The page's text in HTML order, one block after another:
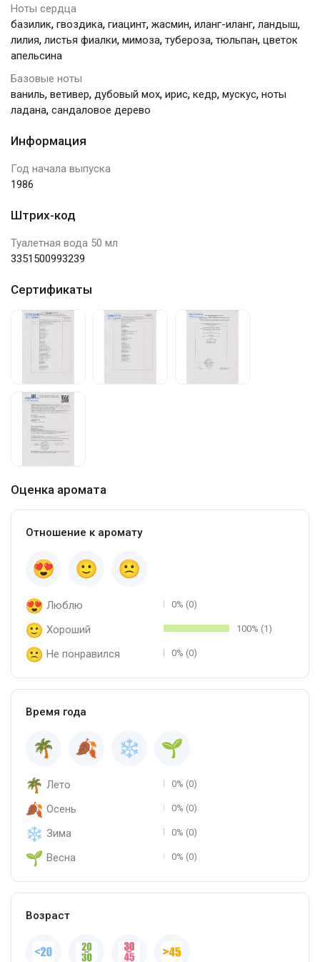
Ноты сердца
базилик, гвоздика, гиацинт, жасмин, иланг-иланг, ландыш,
лилия, листья фиалки, мимоза, тубероза, тюльпан, цветок
апельсина
Базовые ноты
ваниль, ветивер, дубовый мох, ирис, кедр, мускус, ноты
ладана, сандаловое дерево
Информация
Год начала выпуска
1986
Штрих-код
Туалетная вода 50 мл
3351500993239
Сертификаты
Оценка аромата
Отношение к аромату
Люблю 0% (0)
Хороший 100% (1)
Не понравился 0% (0)
Время года
Лето 0% (0)
Осень 0% (0)
Зима 0% (0)
Весна 0% (0)
Возраст